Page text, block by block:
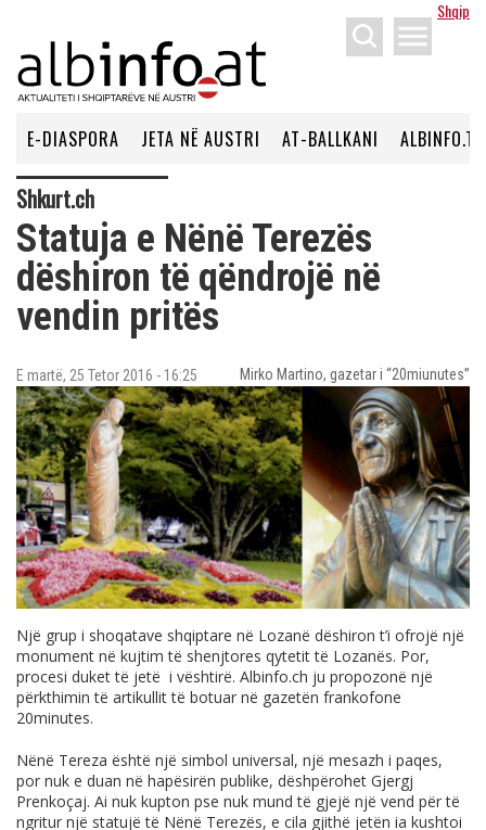
Shqip
menu
E-DIASPORA JETA NË AUSTRI AT-BALLKANI ALBINFO.TV
Shkurt.ch
Statuja e Nënë Terezës
dëshiron të qëndrojë në
vendin pritës
E martë, 25 Tetor 2016 - 16:25 Mirko Martino, gazetar i “20miunutes”
Një grup i shoqatave shqiptare në Lozanë dëshiron t’i ofrojë një
monument në kujtim të shenjtores qytetit të Lozanës. Por,
procesi duket të jetë i vështirë. Albinfo.ch ju propozonë një
përkthimin të artikullit të botuar në gazetën frankofone
20minutes.
Nënë Tereza është një simbol universal, një mesazh i paqes,
por nuk e duan në hapësirën publike, dëshpërohet Gjergj
Prenkoçaj. Ai nuk kupton pse nuk mund të gjejë një vend për të
ngritur një statujë të Nënë Terezës, e cila gjithë jetën ia kushtoi